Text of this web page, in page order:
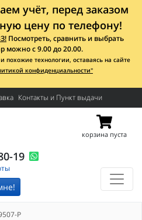
учёт, перед заказом
цену по телефону!
Посмотреть, сравнить и выбрать
можно с 9.00 до 20.00.
похожие технологии, оставаясь на сайте
конфиденциальности"
Контакты и Пункт выдачи
19
корзина пуста
P